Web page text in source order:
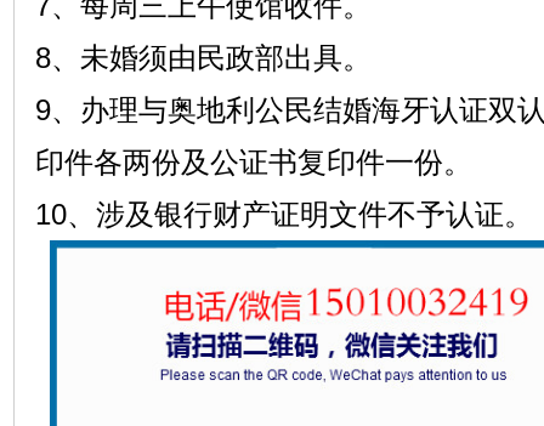
8、未婚须由民政部出具。
9、办理与奥地利公民结婚海牙认证双
印件各两份及公证书复印件一份。
10、涉及银行财产证明文件不予认证。